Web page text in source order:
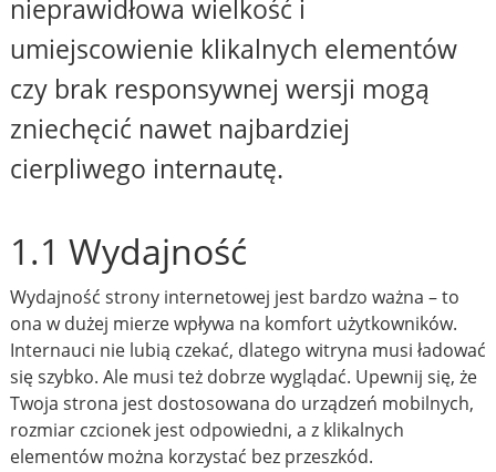
nieprawidłowa wielkość i
umiejscowienie klikalnych elementów
czy brak responsywnej wersji mogą
zniechęcić nawet najbardziej
cierpliwego internautę.
1.1 Wydajność
Wydajność strony internetowej jest bardzo ważna – to
ona w dużej mierze wpływa na komfort użytkowników.
Internauci nie lubią czekać, dlatego witryna musi ładować
się szybko. Ale musi też dobrze wyglądać. Upewnij się, że
Twoja strona jest dostosowana do urządzeń mobilnych,
rozmiar czcionek jest odpowiedni, a z klikalnych
elementów można korzystać bez przeszkód.